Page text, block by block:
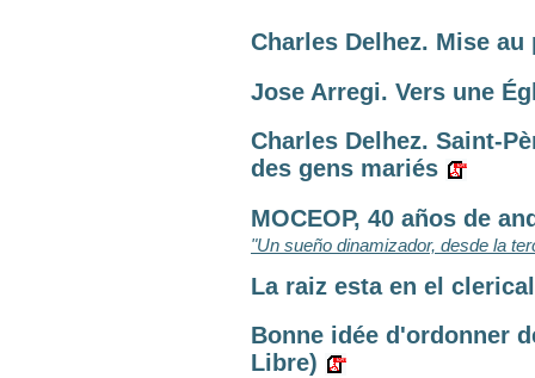
Charles Delhez. Mise
Jose Arregi. Vers une
Charles Delhez. Saint-
des gens mariés
MOCEOP, 40 años de
"Un sueño dinamizador, desde la
La raiz esta en el
Bonne idée d'ordonner
Libre)